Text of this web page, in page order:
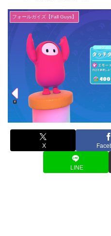
フォールガイズ【Fall Guys】
X
LINE